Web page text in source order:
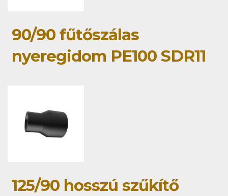
90/90 fűtőszálas
nyeregidom PE100 SDR11
125/90 hosszú szűkítő